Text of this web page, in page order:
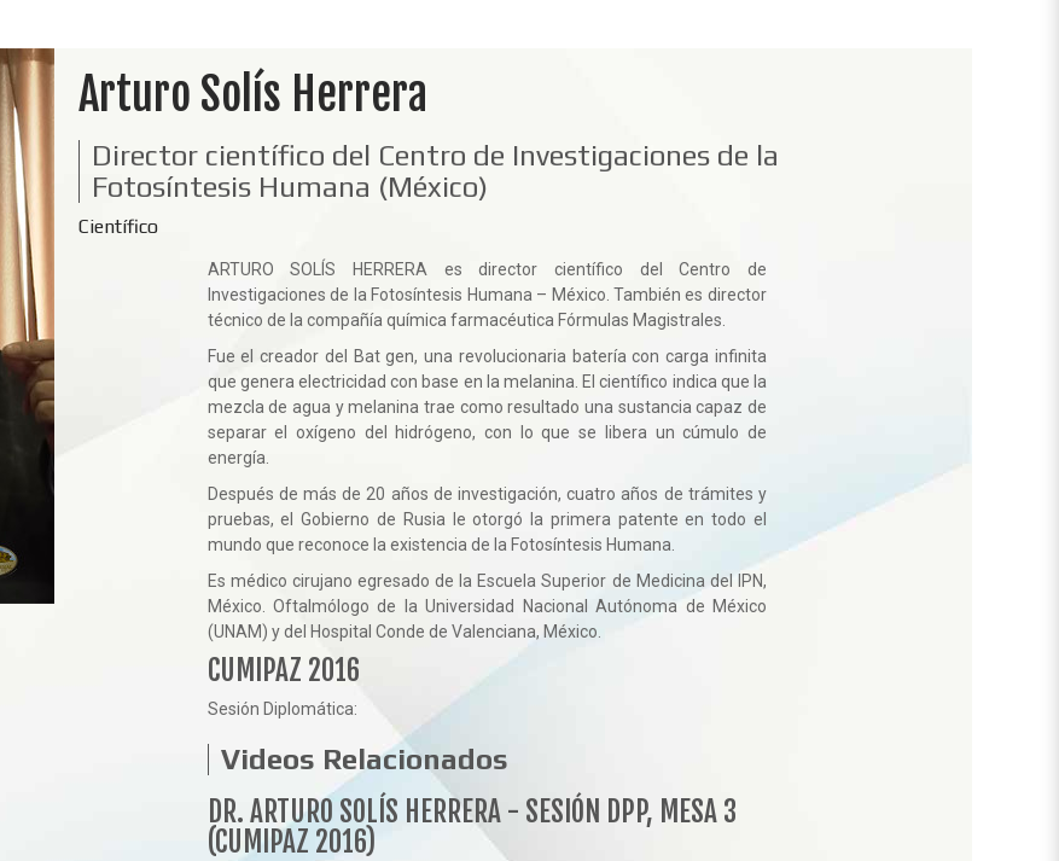
Arturo Solís Herrera
Director científico del Centro de Investigaciones de la
Fotosíntesis Humana (México)
Científico
ARTURO SOLÍS HERRERA es director científico del Centro de
Investigaciones de la Fotosíntesis Humana – México. También es director
técnico de la compañía química farmacéutica Fórmulas Magistrales.
Fue el creador del
Bat gen, una revolucionaria batería con carga infinita
que genera electricidad con base en la melanina. El científico indica que la
mezcla de agua y melanina trae como resultado una sustancia capaz de
separar el oxígeno del hidrógeno, con lo que se libera un cúmulo de
energía.
Después de más de 20 años de investigación, cuatro años de trámites y
pruebas, el Gobierno de Rusia le otorgó la primera patente en todo el
mundo que reconoce la existencia de la Fotosíntesis Humana.
Es médico cirujano egresado de la Escuela Superior de Medicina del IPN,
México. Oftalmólogo de la Universidad Nacional Autónoma de México
(UNAM) y del Hospital Conde de Valenciana, México.
CUMIPAZ 2016
Sesión Diplomática:
Videos Relacionados
DR. ARTURO SOLÍS HERRERA - SESIÓN DPP, MESA 3
(CUMIPAZ 2016)
Anterior Siguiente